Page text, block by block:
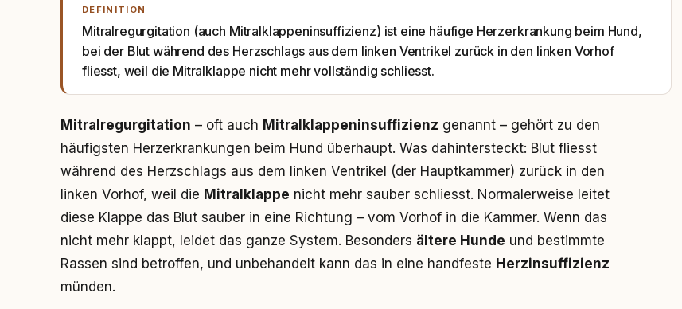
DEFINITION
Mitralregurgitation (auch Mitralklappeninsuffizienz) ist eine häufige Herzerkrankung beim Hund,
bei der Blut während des Herzschlags aus dem linken Ventrikel zurück in den linken Vorhof
fliesst, weil die Mitralklappe nicht mehr vollständig schliesst.
Mitralregurgitation – oft auch Mitralklappeninsuffizienz genannt – gehört zu den
häufigsten Herzerkrankungen beim Hund überhaupt. Was dahintersteckt: Blut fliesst
während des Herzschlags aus dem linken Ventrikel (der Hauptkammer) zurück in den
linken Vorhof, weil die Mitralklappe nicht mehr sauber schliesst. Normalerweise leitet
diese Klappe das Blut sauber in eine Richtung – vom Vorhof in die Kammer. Wenn das
nicht mehr klappt, leidet das ganze System. Besonders ältere Hunde und bestimmte
Rassen sind betroffen, und unbehandelt kann das in eine handfeste Herzinsuffizienz
münden.